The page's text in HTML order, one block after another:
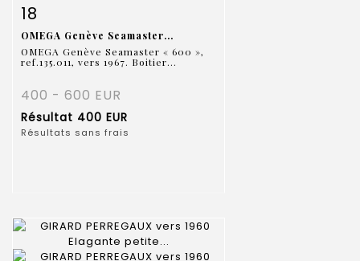
Fiche détaillée
18
OMEGA Genève Seamaster...
OMEGA Genève Seamaster « 600 »,
ref.135.011, vers 1967. Boitier...
400 - 600 EUR
Résultat 400 EUR
Résultats sans frais